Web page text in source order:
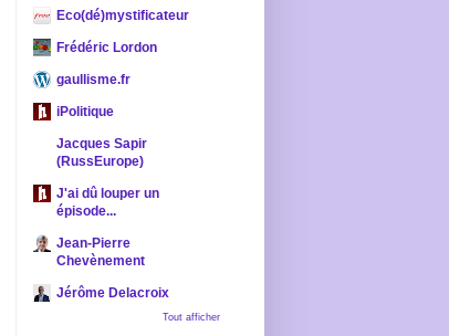
Eco(dé)mystificateur
Frédéric Lordon
gaullisme.fr
iPolitique
Jacques Sapir
(RussEurope)
J'ai dû louper un
épisode...
Jean-Pierre
Chevènement
Jérôme Delacroix
Tout afficher